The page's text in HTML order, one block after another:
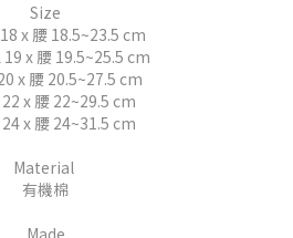
Size
x 腰 18.5~23.5 cm
x 腰 19.5~25.5 cm
x 腰 20.5~27.5 cm
x 腰 22~29.5 cm
x 腰 24~31.5 cm
Material
有機棉
Made